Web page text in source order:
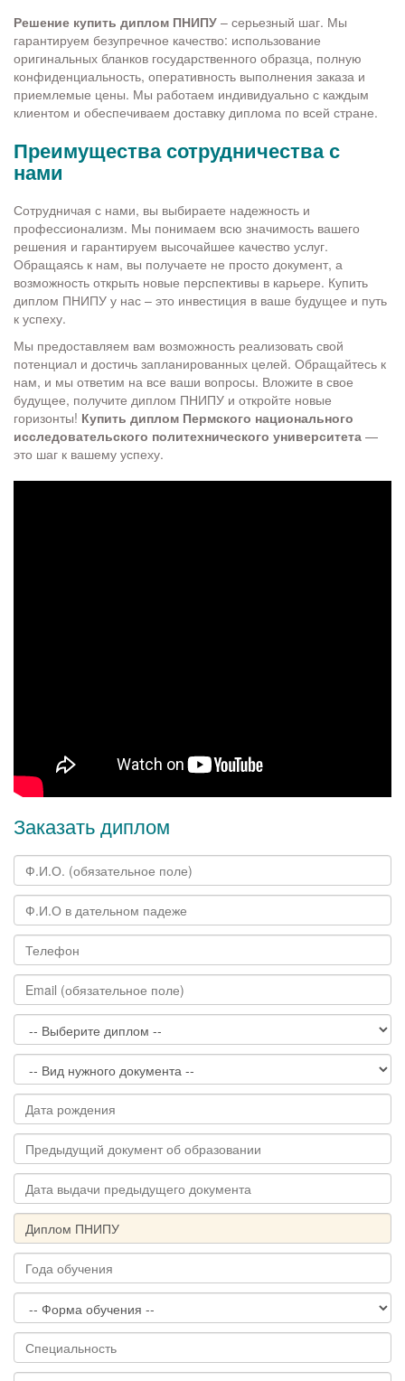
Решение купить диплом ПНИПУ – серьезный шаг. Мы
гарантируем безупречное качество: использование
оригинальных бланков государственного образца, полную
конфиденциальность, оперативность выполнения заказа и
приемлемые цены. Мы работаем индивидуально с каждым
клиентом и обеспечиваем доставку диплома по всей стране.
Преимущества сотрудничества с
нами
Сотрудничая с нами, вы выбираете надежность и
профессионализм. Мы понимаем всю значимость вашего
решения и гарантируем высочайшее качество услуг.
Обращаясь к нам, вы получаете не просто документ, а
возможность открыть новые перспективы в карьере. Купить
диплом ПНИПУ у нас – это инвестиция в ваше будущее и путь
к успеху.
Мы предоставляем вам возможность реализовать свой
потенциал и достичь запланированных целей. Обращайтесь к
нам, и мы ответим на все ваши вопросы. Вложите в свое
будущее, получите диплом ПНИПУ и откройте новые
горизонты! Купить диплом Пермского национального
исследовательского политехнического университета —
это шаг к вашему успеху.
Заказать диплом